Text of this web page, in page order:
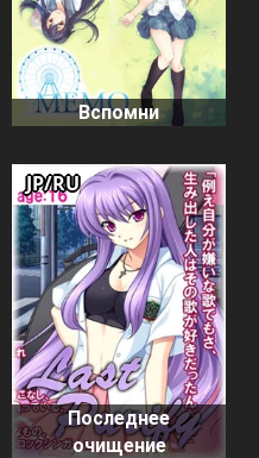
Вспомни
Последнее
очищение
JP/RU